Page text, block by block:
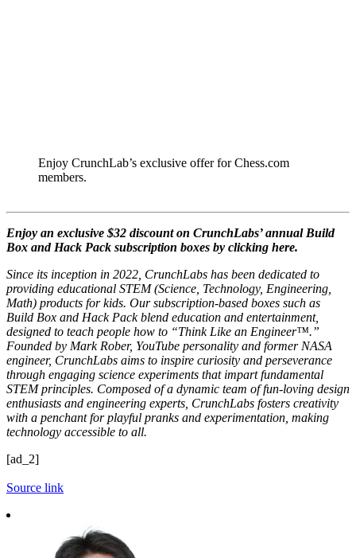
Enjoy CrunchLab’s exclusive offer for Chess.com
members.
Enjoy an exclusive $32 discount on CrunchLabs’ annual Build
Box and Hack Pack subscription boxes by clicking here.
Since its inception in 2022, CrunchLabs has been dedicated to
providing educational STEM (Science, Technology, Engineering,
Math) products for kids. Our subscription-based boxes such as
Build Box and Hack Pack blend education and entertainment,
designed to teach people how to “Think Like an Engineer™.”
Founded by Mark Rober, YouTube personality and former NASA
engineer, CrunchLabs aims to inspire curiosity and perseverance
through engaging science experiments that impart fundamental
STEM principles. Composed of a dynamic team of fun-loving design
enthusiasts and engineering experts, CrunchLabs fosters creativity
with a penchant for playful pranks and experimentation, making
technology accessible to all.
[ad_2]
Source link